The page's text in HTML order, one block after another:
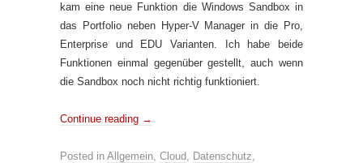
kam eine neue Funktion die Windows Sandbox in
das Portfolio neben Hyper-V Manager in die Pro,
Enterprise und EDU Varianten. Ich habe beide
Funktionen einmal gegenüber gestellt, auch wenn
die Sandbox noch nicht richtig funktioniert.
Continue reading →
Posted in Allgemein, Cloud, Datenschutz,